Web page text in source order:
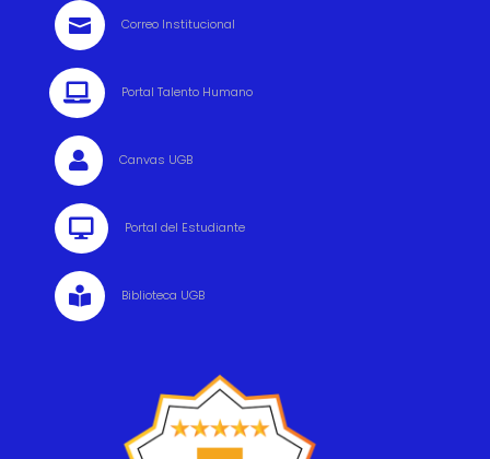
 Correo Institucional
 Portal Talento Humano
 Canvas UGB
 Portal del Estudiante
 Biblioteca UGB